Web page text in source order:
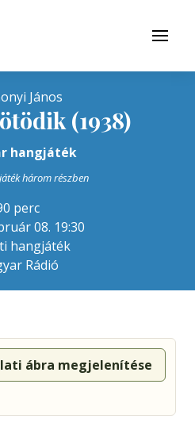
Menü
János
(1938)
hangjáték
három részben
perc
08. 19:30
hangjáték
Rádió
ábra megjelenítése